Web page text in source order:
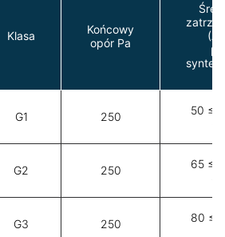
Klasa
Końcowy
opór Pa
(A
G1 250
50 ≤
G2 250
65 ≤
G3 250
80 ≤